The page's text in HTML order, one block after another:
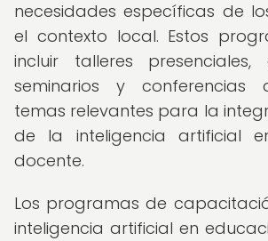
necesidades específicas de
el contexto local. Estos
incluir talleres presenciales,
seminarios y conferencias
temas relevantes para la
de la inteligencia artificial
docente.
Los programas de
inteligencia artificial en